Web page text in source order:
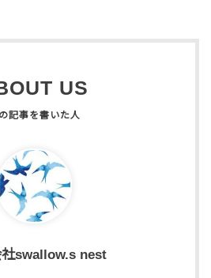
US
社swallow.s nest